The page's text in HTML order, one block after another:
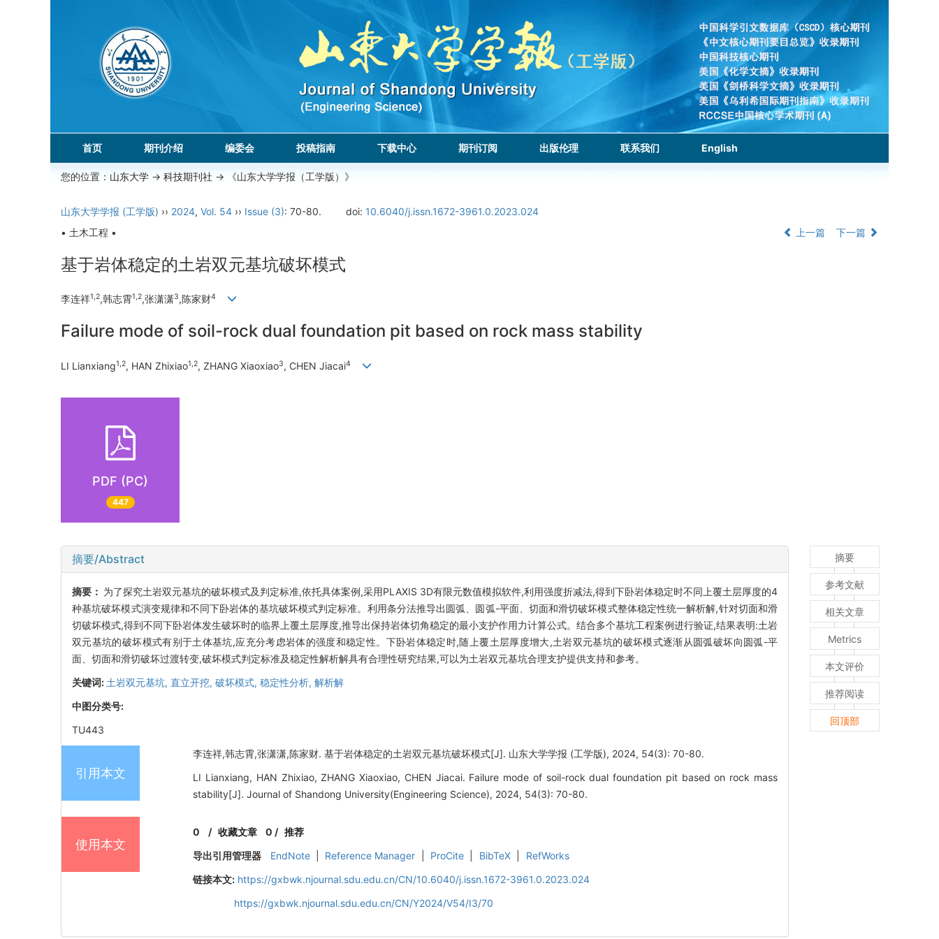
首页 期刊介绍 编委会 投稿指南 下载中心 期刊订阅 出版伦理 联系我们 English
您的位置： 山东大学 -> 科技期刊社 -> 《山东大学学报（工学版）》
山东大学学报 (工学版) ›› 2024, Vol. 54 ›› Issue (3): 70-80. doi: 10.6040/j.issn.1672-3961.0.2023.024
• 土木工程 •
上一篇 下一篇
基于岩体稳定的土岩双元基坑破坏模式
李连祥1,2,韩志霄1,2,张潇潇3,陈家财4
Failure mode of soil-rock dual foundation pit based on rock mass stability
LI Lianxiang1,2, HAN Zhixiao1,2, ZHANG Xiaoxiao3, CHEN Jiacai4
PDF (PC)
447
摘要/Abstract
摘要： 为了探究土岩双元基坑的破坏模式及判定标准,依托具体案例,采用PLAXIS 3D有限元数值模拟软件,利用强度折减法,得到下卧岩体稳定时不同上覆土层厚度的4
种基坑破坏模式演变规律和不同下卧岩体的基坑破坏模式判定标准。利用条分法推导出圆弧、圆弧-平面、切面和滑切破坏模式整体稳定性统一解析解,针对切面和滑
切破坏模式,得到不同下卧岩体发生破坏时的临界上覆土层厚度,推导出保持岩体切角稳定的最小支护作用力计算公式。结合多个基坑工程案例进行验证,结果表明:土岩
双元基坑的破坏模式有别于土体基坑,应充分考虑岩体的强度和稳定性。下卧岩体稳定时,随上覆土层厚度增大,土岩双元基坑的破坏模式逐渐从圆弧破坏向圆弧-平
面、切面和滑切破坏过渡转变,破坏模式判定标准及稳定性解析解具有合理性研究结果,可以为土岩双元基坑合理支护提供支持和参考。
关键词: 土岩双元基坑, 直立开挖, 破坏模式, 稳定性分析, 解析解
中图分类号:
TU443
引用本文
李连祥,韩志霄,张潇潇,陈家财. 基于岩体稳定的土岩双元基坑破坏模式[J]. 山东大学学报 (工学版), 2024, 54(3): 70-80.
LI Lianxiang, HAN Zhixiao, ZHANG Xiaoxiao, CHEN Jiacai. Failure mode of soil-rock dual foundation pit based on rock mass
stability[J]. Journal of Shandong University(Engineering Science), 2024, 54(3): 70-80.
使用本文
0 /收藏文章 0 / 推荐
导出引用管理器
EndNote Reference Manager ProCite BibTeX
RefWorks
链接本文: https://gxbwk.njournal.sdu.edu.cn/CN/10.6040/j.issn.1672-3961.0.2023.024
https://gxbwk.njournal.sdu.edu.cn/CN/Y2024/V54/I3/70
摘要
参考文献
相关文章
Metrics
本文评价
推荐阅读
回顶部